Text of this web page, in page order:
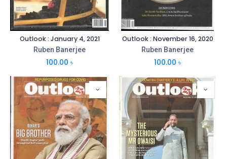
Outlook : January 4, 2021
Ruben Banerjee
100.00 ৳
Outlook : November 16, 2020
Ruben Banerjee
100.00 ৳